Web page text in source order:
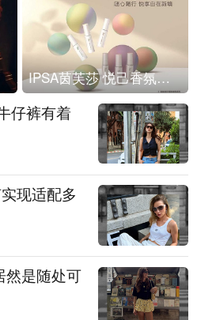
IPSA茵芙莎 悦己香氛凝露上市
仔裤有着
现适配多
然是随处可